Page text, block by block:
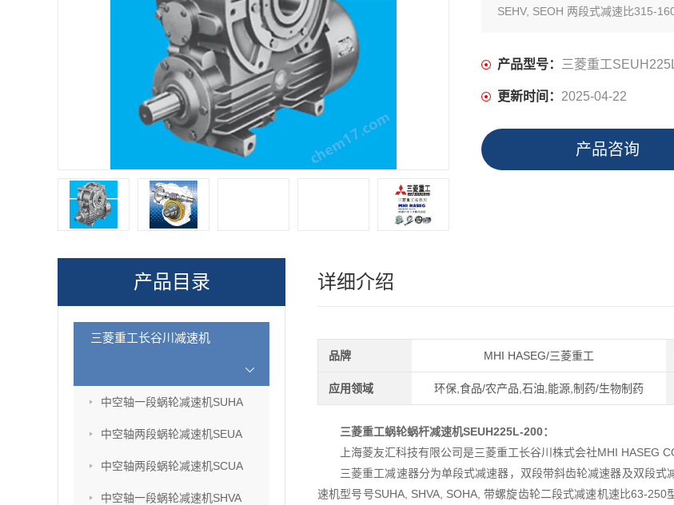
SEHV, SEOH 两段式减速比315-
产品型号： 三菱重工
更新时间： 2025-04-22
产品咨询
产品目录
三菱重工长谷川减速机
中空轴一段蜗轮减速机SUHA
中空轴两段蜗轮减速机SEUA
中空轴两段蜗轮减速机SCUA
中空轴一段蜗轮减速机SHVA
详细介绍
品牌 MHI HASEG/三菱重工
应用领域 环保,食品/农产品,石油,能源,制药/生物制药
三菱重工蜗轮蜗杆减速机SEUH225L-200：
上海菱友汇科技有限公司是三菱重工长谷川株式会社MHI HASEG
三菱重工减速器分为单段式减速器，双段带斜齿轮减速器及双段
速机型号号SUHA, SHVA, SOHA, 带螺旋齿轮二段式减速机速比63-